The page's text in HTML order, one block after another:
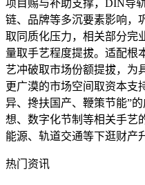
项目赐与补助支撑，DIN导
链、品牌等多沉要素影响，
取同质化压力，相关部分完
量取手艺程度提拔。适配根
艺冲破取市场份额提拔，为
更广漠的市场空间取资本支
异、搀扶国产、鞭策节能”
想、数字化节制等相关手艺
能源、轨道交通等下逛财产
热门资讯